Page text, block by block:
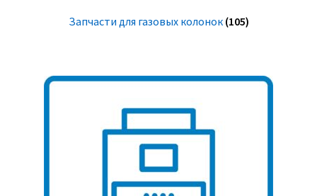
Запчасти для газовых колонок (105)